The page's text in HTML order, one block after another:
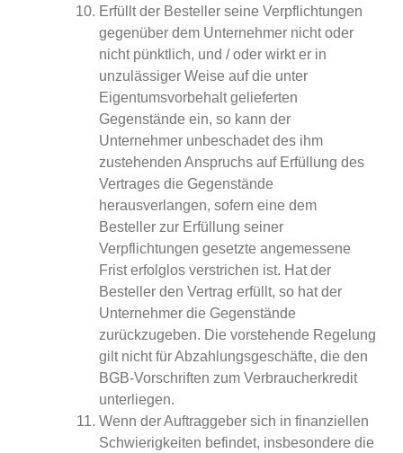
Erfüllt der Besteller seine Verpflichtungen
gegenüber dem Unternehmer nicht oder
nicht pünktlich, und / oder wirkt er in
unzulässiger Weise auf die unter
Eigentumsvorbehalt gelieferten
Gegenstände ein, so kann der
Unternehmer unbeschadet des ihm
zustehenden Anspruchs auf Erfüllung des
Vertrages die Gegenstände
herausverlangen, sofern eine dem
Besteller zur Erfüllung seiner
Verpflichtungen gesetzte angemessene
Frist erfolglos verstrichen ist. Hat der
Besteller den Vertrag erfüllt, so hat der
Unternehmer die Gegenstände
zurückzugeben. Die vorstehende Regelung
gilt nicht für Abzahlungsgeschäfte, die den
BGB-Vorschriften zum Verbraucherkredit
unterliegen.
Wenn der Auftraggeber sich in finanziellen
Schwierigkeiten befindet, insbesondere die